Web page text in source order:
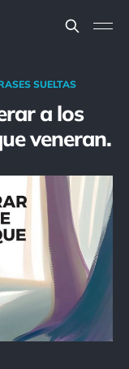
SUELTAS
a los
veneran.